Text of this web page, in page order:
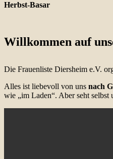
Herbst-Basar
Willkommen auf
Die Frauenliste Diersheim e.V.
Alles ist liebevoll von uns nach
wie „im Laden“. Aber seht